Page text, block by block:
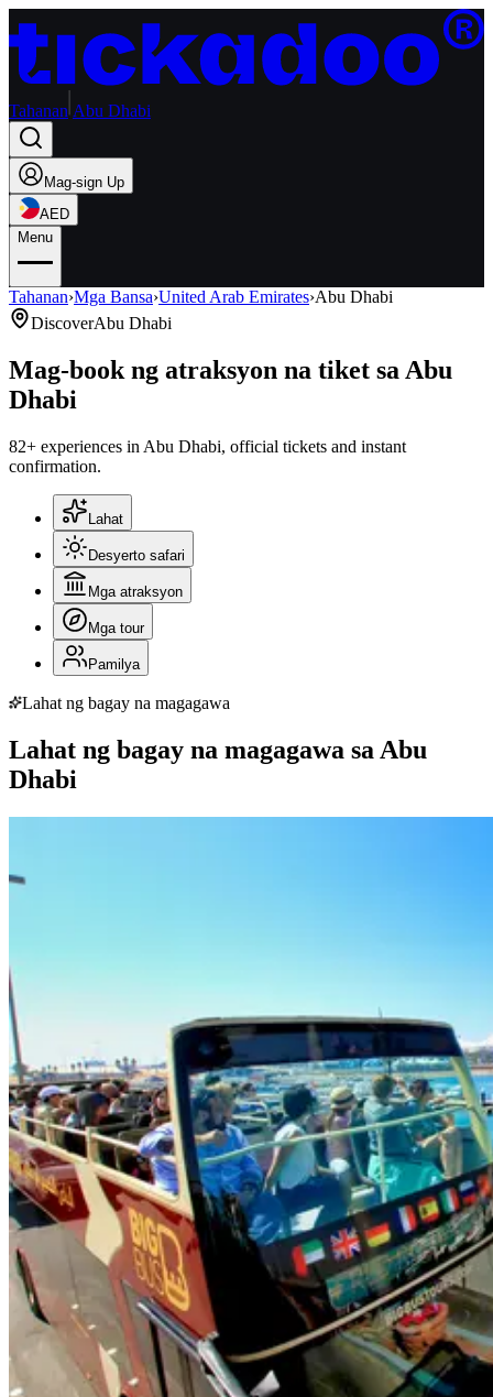
Tahanan Abu Dhabi
Mag-sign Up
AED
Menu
Tahanan›Mga Bansa›United Arab Emirates›Abu Dhabi
DiscoverAbu Dhabi
Mag-book ng atraksyon na tiket sa Abu
Dhabi
82+ experiences in Abu Dhabi, official tickets and instant
confirmation.
Lahat
Desyerto safari
Mga atraksyon
Mga tour
Pamilya
Lahat ng bagay na magagawa
Lahat ng bagay na magagawa sa Abu
Dhabi